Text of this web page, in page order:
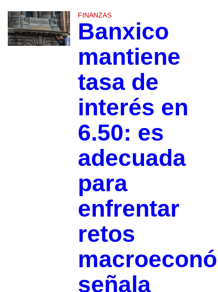
FINANZAS
Banxico
mantiene
tasa de
interés en
6.50: es
adecuada
para
enfrentar
retos
señala